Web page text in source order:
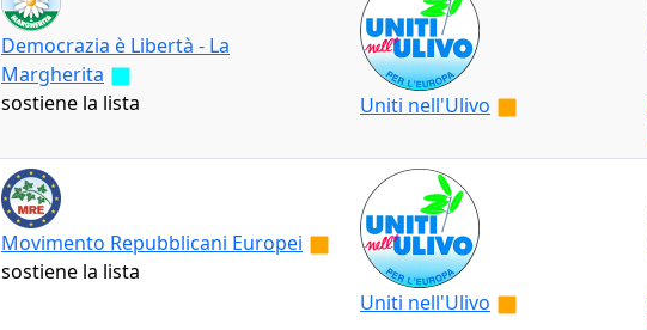
Democrazia è Libertà - La
Margherita
sostiene la lista
Uniti nell'Ulivo
Movimento Repubblicani Europei
sostiene la lista
Uniti nell'Ulivo